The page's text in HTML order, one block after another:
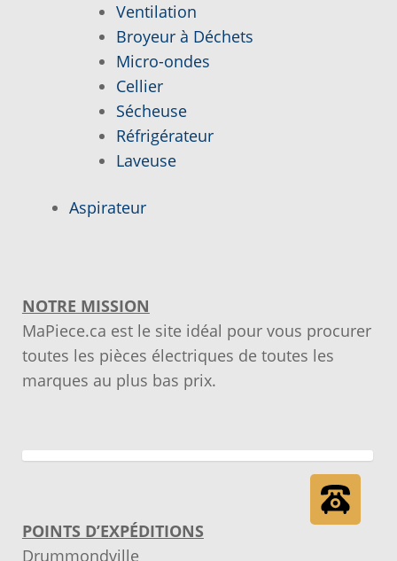
Laveuse Whirlpool, je désire voir….
Nos promotions
Si vous ne trouvez pas la pièce que vous
cherchez, on l’ajoute pour vous !
Trucs et astuces
Vous ne trouvez pas la pièce sur notre site…
Ventilation
Broyeur à Déchets
Micro-ondes
Cellier
Sécheuse
Réfrigérateur
Laveuse
Aspirateur
NOTRE MISSION
MaPiece.ca est le site idéal pour vous procurer
toutes les pièces électriques de toutes les
marques au plus bas prix.
POINTS D’EXPÉDITIONS
Drummondville